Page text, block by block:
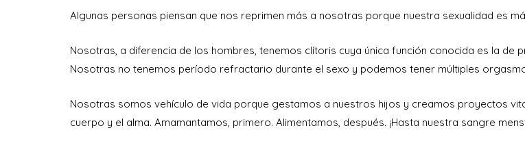
Algunas personas piensan que nos reprimen más a nosotras porque nuestra sexualidad es
Nosotras, a diferencia de los hombres, tenemos clítoris cuya única función conocida es la de
Nosotras no tenemos período refractario durante el sexo y podemos tener múltiples
Nosotras somos vehículo de vida porque gestamos a nuestros hijos y creamos proyectos
cuerpo y el alma. Amamantamos, primero. Alimentamos, después. ¡Hasta nuestra sangre